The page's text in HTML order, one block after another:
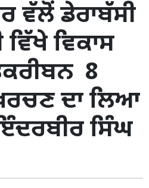
ਵੱਲੋਂ ਡੇਰਾਬੱਸੀ
ਵਿੱਖੇ ਵਿਕਾਸ
8
ਦਾ ਲਿਆ
ਸਿੰਘ